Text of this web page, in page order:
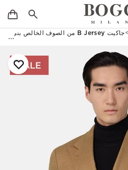
جاكيت B Jersey من الصوف الخالص بني